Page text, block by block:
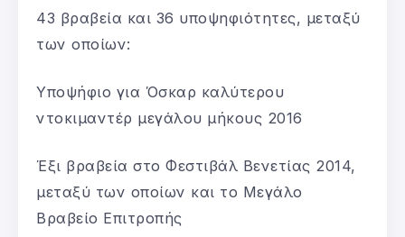
43 βραβεία και 36 υποψηφιότητες, μεταξύ
των οποίων:
Υποψήφιο για Όσκαρ καλύτερου
ντοκιμαντέρ μεγάλου μήκους 2016
Έξι βραβεία στο Φεστιβάλ Βενετίας 2014,
μεταξύ των οποίων και το Μεγάλο
Βραβείο Επιτροπής